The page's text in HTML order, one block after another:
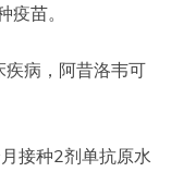
苗。
病，阿昔洛韦可
接种2剂单抗原水